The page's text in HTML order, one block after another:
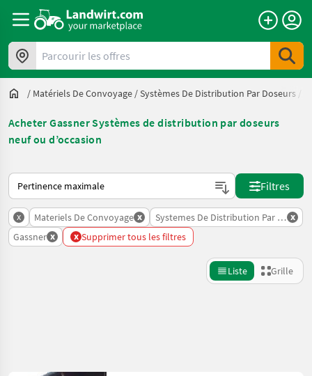
Parcourir les offres
/ Matériels De Convoyage /Systèmes De Distribution Par Doseurs /
Acheter Gassner Systèmes de distribution par doseurs
neuf ou d’occasion
Voici comment les annonces sont triées sur Landwirt.com
Filtres
x Materiels De Convoyage x Systemes De Distribution Par Doseurs
x
Gassner x x Supprimer tous les filtres
Liste Grille